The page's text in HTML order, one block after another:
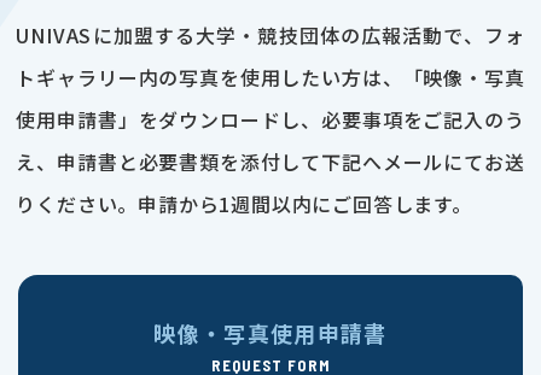
UNIVASに加盟する大学・競技団体の広報活動で、フォ
トギャラリー内の写真を使用したい方は、「映像・写真
使用申請書」をダウンロードし、必要事項をご記入のう
え、申請書と必要書類を添付して下記へメールにてお送
りください。申請から1週間以内にご回答します。
映像・写真使用申請書
REQUEST FORM